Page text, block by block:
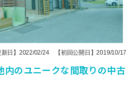
新日】2022/02/24 【初回公開日】2019/10/17
内のユニークな間取りの中古